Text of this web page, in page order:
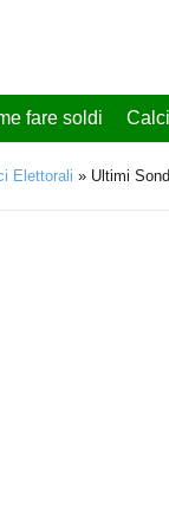
fare soldi
Elettorali » Ultimi